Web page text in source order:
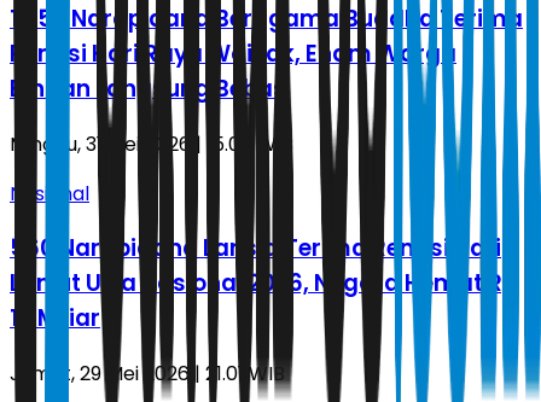
1.052 Narapidana Beragama Buddha Terima
Remisi Hari Raya Waisak, Enam Warga
Binaan Langsung Bebas
Minggu, 31 Mei 2026 | 15.06 WIB
Nasional
560 Narapidana Lansia Terima Remisi Hari
Lanjut Usia Nasional 2026, Negara Hemat Rp
1,1 Miliar
Jumat, 29 Mei 2026 | 21.01 WIB